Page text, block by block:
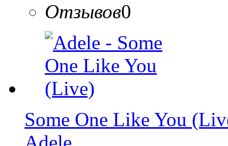
Отзывов0
Some One Like You